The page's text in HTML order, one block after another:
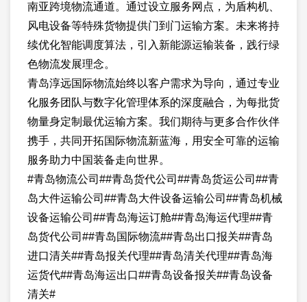
南亚跨境物流通道。通过设立服务网点，为盾构机、
风电设备等特殊货物提供门到门运输方案。未来将持
续优化智能调度算法，引入新能源运输装备，践行绿
色物流发展理念。
青岛淳远国际物流始终以客户需求为导向，通过专业
化服务团队与数字化管理体系的深度融合，为每批货
物量身定制最优运输方案。我们期待与更多合作伙伴
携手，共同开拓国际物流新蓝海，用安全可靠的运输
服务助力中国装备走向世界。
#青岛物流公司##青岛货代公司##青岛货运公司##青
岛大件运输公司##青岛大件设备运输公司##青岛机械
设备运输公司##青岛海运订舱##青岛海运代理##青
岛货代公司##青岛国际物流##青岛出口报关##青岛
进口清关##青岛报关代理##青岛清关代理##青岛海
运货代##青岛海运出口##青岛设备报关##青岛设备
清关#